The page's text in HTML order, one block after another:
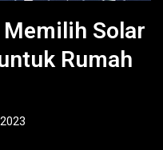
Memilih Solar
Rumah